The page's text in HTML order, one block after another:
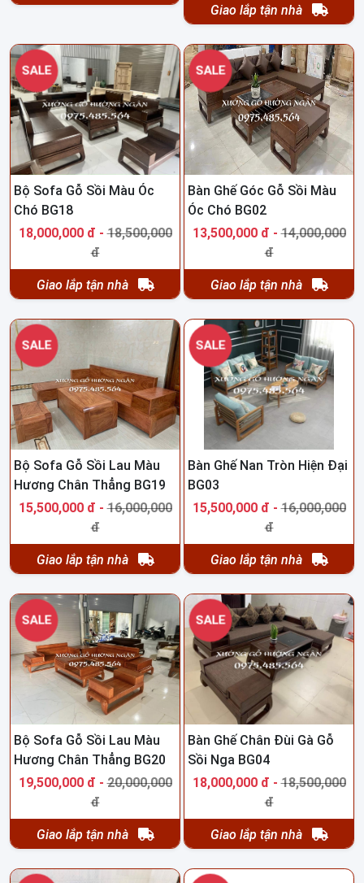
Giao lắp tận nhà
SALE
Bộ Sofa Gỗ Sồi Màu Óc
Chó BG18
18,000,000 đ -18,500,000
đ
Giao lắp tận nhà
SALE
Bàn Ghế Góc Gỗ Sồi Màu
Óc Chó BG02
13,500,000 đ -14,000,000
đ
Giao lắp tận nhà
SALE
Bộ Sofa Gỗ Sồi Lau Màu
Hương Chân Thẳng BG19
15,500,000 đ -16,000,000
đ
Giao lắp tận nhà
SALE
Bàn Ghế Nan Tròn Hiện Đại
BG03
15,500,000 đ -16,000,000
đ
Giao lắp tận nhà
SALE
Bộ Sofa Gỗ Sồi Lau Màu
Hương Chân Thẳng BG20
19,500,000 đ -20,000,000
đ
Giao lắp tận nhà
SALE
Bàn Ghế Chân Đùi Gà Gỗ
Sồi Nga BG04
18,000,000 đ -18,500,000
đ
Giao lắp tận nhà